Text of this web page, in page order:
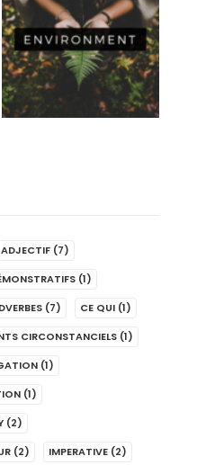
ADJECTIF (7)
(1)
(7) CE QUI (1)
CIRCONSTANCIELS (1)
(1)
(1)
(2)
(2) IMPERATIVE (2)